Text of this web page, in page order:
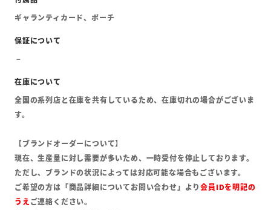
ギャランティカード、ポーチ
全国の系列店と在庫を共有しているため、在庫切れの場合がございま
す。
【ブランドオーダーについて】
現在、生産量に対し需要が多いため、一時受付を停止しております。
ただし、ブランドの状況によっては対応可能な場合もございます。
ご希望の方は「商品詳細についてお問い合わせ」より会員IDを明記の
うえご連絡ください。